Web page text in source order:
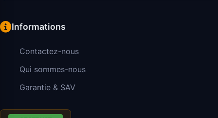
Informations
Contactez-nous
Qui sommes-nous
Garantie & SAV